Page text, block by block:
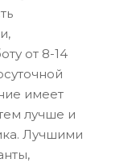
от 8-14
имеет
лучше и
Лучшими